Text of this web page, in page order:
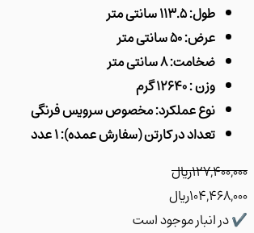
طول: 113.5 سانتی متر
عرض: 50 سانتی متر
ضخامت: 8 سانتی متر
وزن : 12640 گرم
نوع عملکرد: مخصوص سرویس فرنگی
تعداد در کارتن (سفارش عمده): 1 عدد
﷼
﷼
انبار موجود است